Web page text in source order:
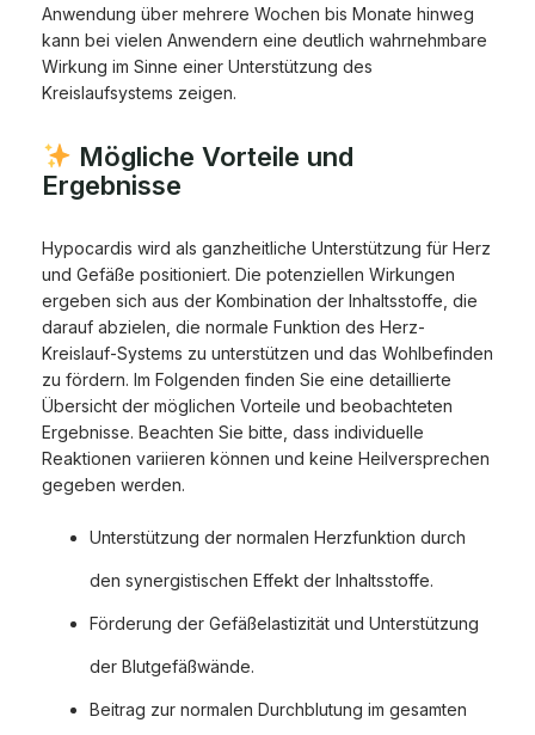
Anwendung über mehrere Wochen bis Monate hinweg
kann bei vielen Anwendern eine deutlich wahrnehmbare
Wirkung im Sinne einer Unterstützung des
Kreislaufsystems zeigen.
Mögliche Vorteile und
Ergebnisse
Hypocardis wird als ganzheitliche Unterstützung für Herz
und Gefäße positioniert. Die potenziellen Wirkungen
ergeben sich aus der Kombination der Inhaltsstoffe, die
darauf abzielen, die normale Funktion des Herz-
Kreislauf-Systems zu unterstützen und das Wohlbefinden
zu fördern. Im Folgenden finden Sie eine detaillierte
Übersicht der möglichen Vorteile und beobachteten
Ergebnisse. Beachten Sie bitte, dass individuelle
Reaktionen variieren können und keine Heilversprechen
gegeben werden.
Unterstützung der normalen Herzfunktion durch
den synergistischen Effekt der Inhaltsstoffe.
Förderung der Gefäßelastizität und Unterstützung
der Blutgefäßwände.
Beitrag zur normalen Durchblutung im gesamten